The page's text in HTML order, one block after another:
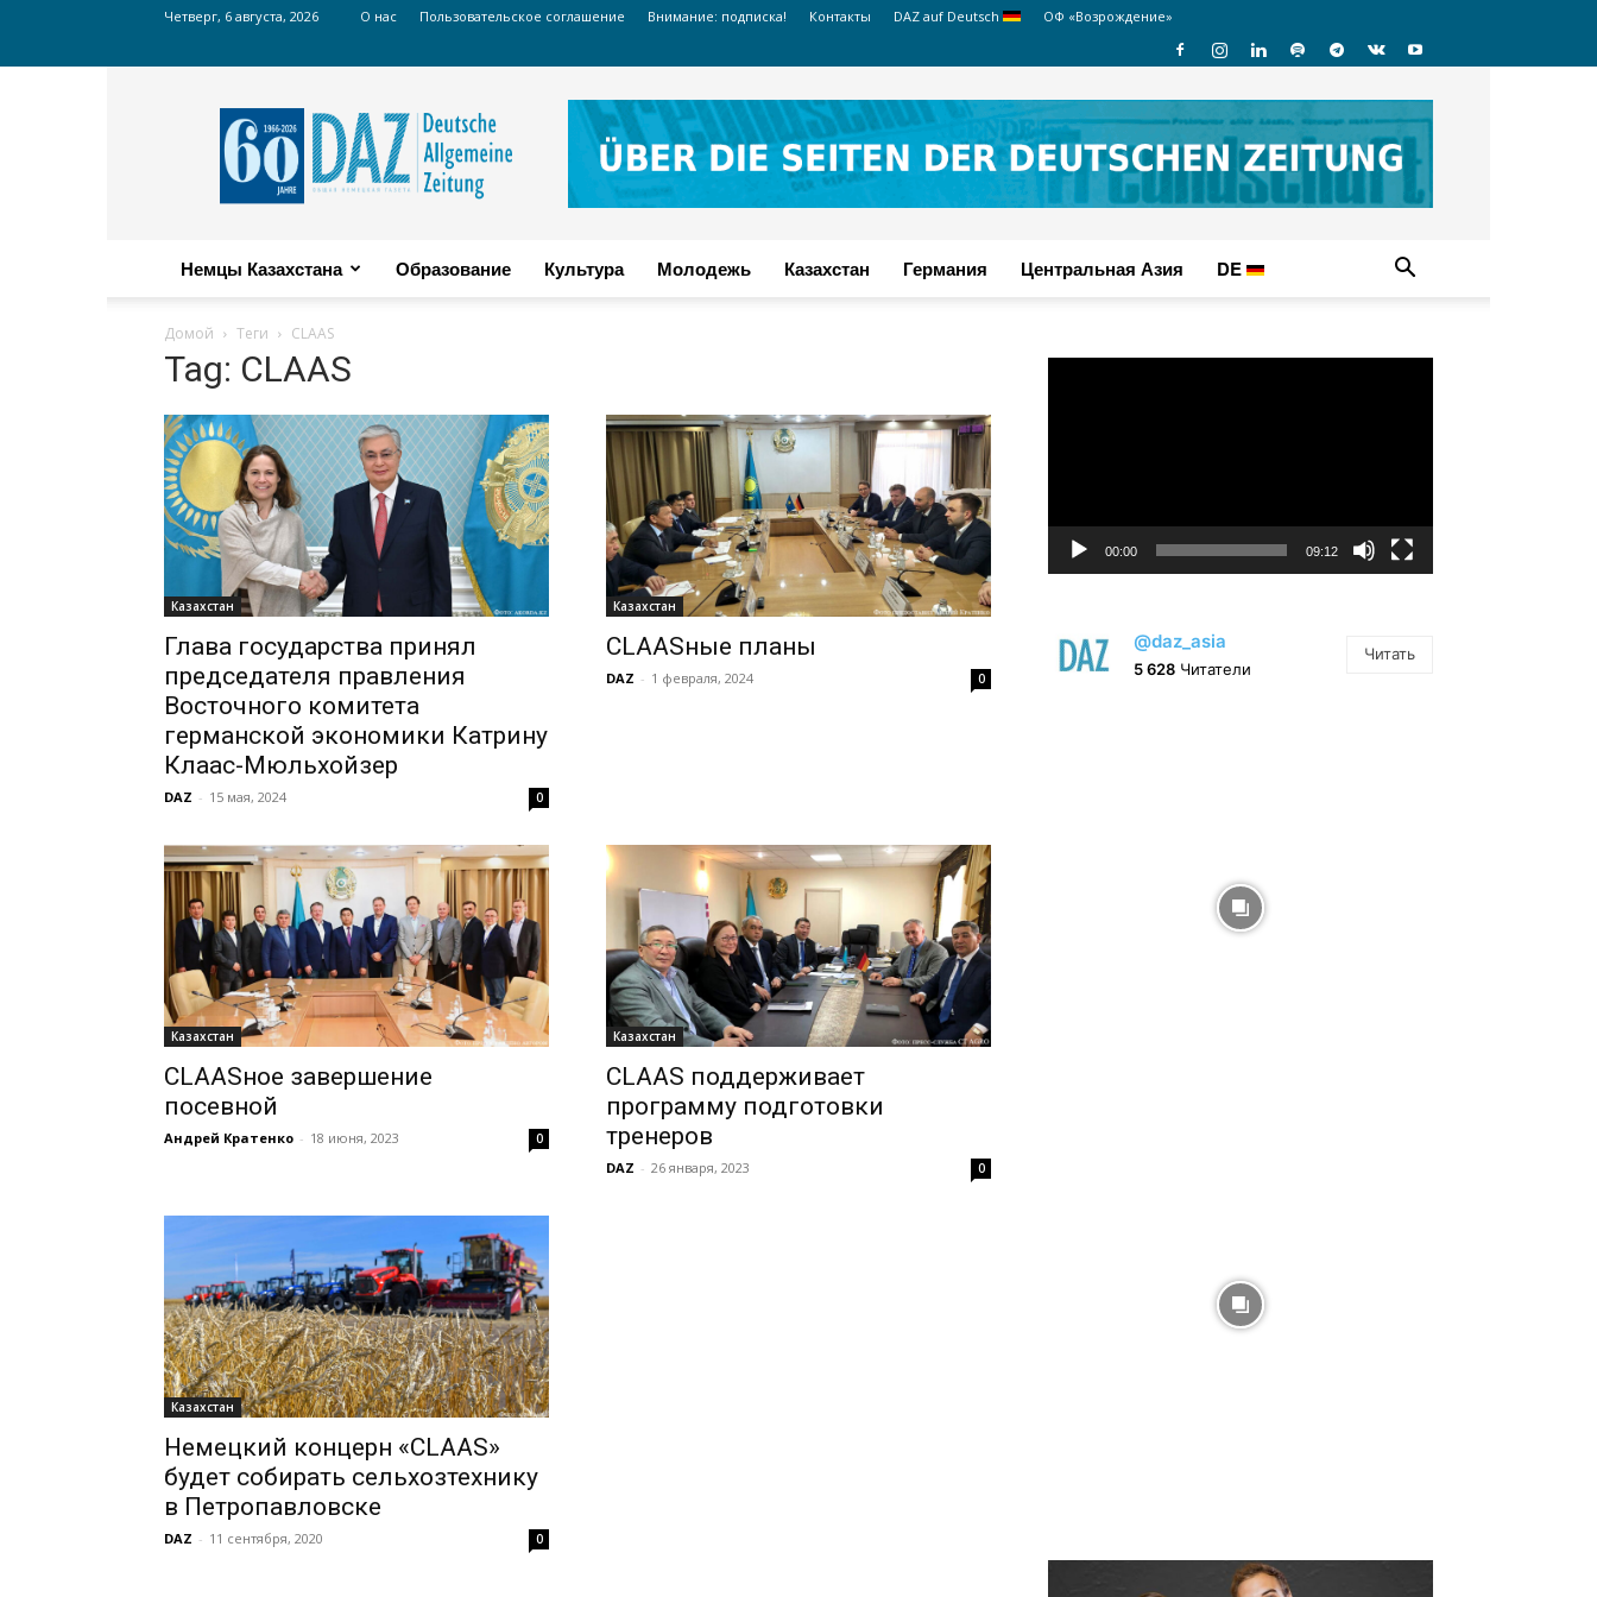
Четверг, 6 августа, 2026 О нас Пользовательское соглашение Внимание: подписка! Контакты DAZ auf Deutsch ОФ «Возрождение»
Russian
DAZ
Немцы Казахстана Образование Культура Молодежь Казахстан Германия Центральная Азия DE
Домой Теги CLAAS
Tag: CLAAS
Казахстан
Глава государства принял
председателя правления
Восточного комитета
германской экономики Катрину
Клаас-Мюльхойзер
DAZ - 15 мая, 2024 0
Казахстан
CLAASные планы
DAZ - 1 февраля, 2024 0
Казахстан
CLAASное завершение
посевной
Андрей Кратенко - 18 июня, 2023 0
Казахстан
CLAAS поддерживает
программу подготовки
тренеров
DAZ - 26 января, 2023 0
Казахстан
Немецкий концерн «CLAAS»
будет собирать сельхозтехнику
в Петропавловске
DAZ - 11 сентября, 2020 0
00:00 09:12
@daz_asia
5 628 Читатели
Читать